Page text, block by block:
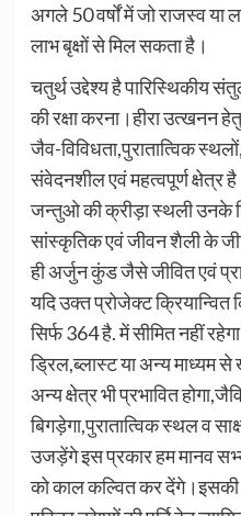
अगले 50 वर्षों में जो राजस्व
लाभ बृक्षों से मिल सकता है।
चतुर्थ उद्देश्य है पारिस्थिकीय
की रक्षा करना।हीरा उत्खनन
जैव-विविधता,पुरातात्विक
संवेदनशील एवं महत्वपूर्ण क्षेत्र
जन्तुओ की क्रीड़ा स्थली उनके
सांस्कृतिक एवं जीवन शैली के
ही अर्जुन कुंड जैसे जीवित एवं
यदि उक्त प्रोजेक्ट क्रियान्वित
सिर्फ 364 है. में सीमित नहीं
ड्रिल,ब्लास्ट या अन्य माध्यम
अन्य क्षेत्र भी प्रभावित
बिगड़ेगा,पुरातात्विक स्थल व
उजड़ेंगे इस प्रकार हम मानव
को काल कल्वित कर देंगे।इसकी